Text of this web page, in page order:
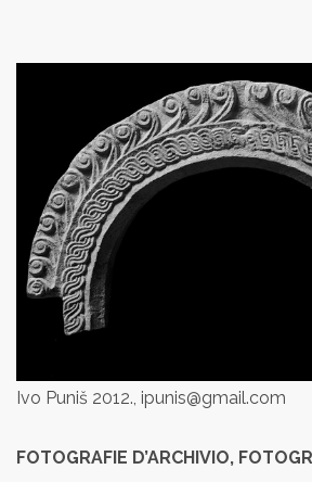
Ivo Puniš 2012., ipunis@gmail.com
FOTOGRAFIE D’ARCHIVIO,